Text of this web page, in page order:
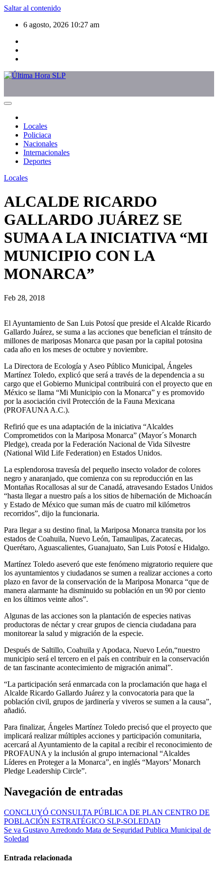
Saltar al contenido
6 agosto, 2026 10:27 am
Locales
Policiaca
Nacionales
Internacionales
Deportes
Locales
ALCALDE RICARDO
GALLARDO JUÁREZ SE
SUMA A LA INICIATIVA “MI
MUNICIPIO CON LA
MONARCA”
Feb 28, 2018
El Ayuntamiento de San Luis Potosí que preside el Alcalde Ricardo
Gallardo Juárez, se suma a las acciones que benefician el tránsito de
millones de mariposas Monarca que pasan por la capital potosina
cada año en los meses de octubre y noviembre.
La Directora de Ecología y Aseo Público Municipal, Ángeles
Martínez Toledo, explicó que será a través de la dependencia a su
cargo que el Gobierno Municipal contribuirá con el proyecto que en
México se llama “Mi Municipio con la Monarca” y es promovido
por la asociación civil Protección de la Fauna Mexicana
(PROFAUNA A.C.).
Refirió que es una adaptación de la iniciativa “Alcaldes
Comprometidos con la Mariposa Monarca” (Mayor´s Monarch
Pledge), creada por la Federación Nacional de Vida Silvestre
(National Wild Life Federation) en Estados Unidos.
La esplendorosa travesía del pequeño insecto volador de colores
negro y anaranjado, que comienza con su reproducción en las
Montañas Rocallosas al sur de Canadá, atravesando Estados Unidos
“hasta llegar a nuestro país a los sitios de hibernación de Michoacán
y Estado de México que suman más de cuatro mil kilómetros
recorridos”, dijo la funcionaria.
Para llegar a su destino final, la Mariposa Monarca transita por los
estados de Coahuila, Nuevo León, Tamaulipas, Zacatecas,
Querétaro, Aguascalientes, Guanajuato, San Luis Potosí e Hidalgo.
Martínez Toledo aseveró que este fenómeno migratorio requiere que
los ayuntamientos y ciudadanos se sumen a realizar acciones a corto
plazo en favor de la conservación de la Mariposa Monarca “que de
manera alarmante ha disminuido su población en un 90 por ciento
en los últimos veinte años”.
Algunas de las acciones son la plantación de especies nativas
productoras de néctar y crear grupos de ciencia ciudadana para
monitorear la salud y migración de la especie.
Después de Saltillo, Coahuila y Apodaca, Nuevo León,“nuestro
municipio será el tercero en el país en contribuir en la conservación
de tan fascinante acontecimiento de migración animal”.
“La participación será enmarcada con la proclamación que haga el
Alcalde Ricardo Gallardo Juárez y la convocatoria para que la
población civil, grupos de jardinería y viveros se sumen a la causa”,
añadió.
Para finalizar, Ángeles Martínez Toledo precisó que el proyecto que
implicará realizar múltiples acciones y participación comunitaria,
acercará al Ayuntamiento de la capital a recibir el reconocimiento de
PROFAUNA y la inclusión al grupo internacional “Alcaldes
Líderes en Proteger a la Monarca”, en inglés “Mayors’ Monarch
Pledge Leadership Circle”.
Navegación de entradas
CONCLUYÓ CONSULTA PÚBLICA DE PLAN CENTRO DE
POBLACIÓN ESTRATÉGICO SLP-SOLEDAD
Se va Gustavo Arredondo Mata de Seguridad Publica Municipal de
Soledad
Entrada relacionada